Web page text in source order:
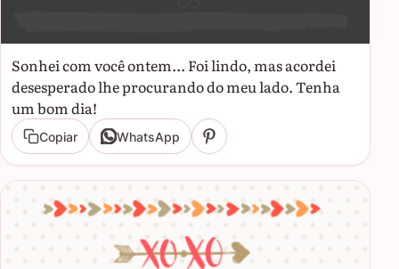
Sonhei com você ontem... Foi lindo, mas acordei
desesperado lhe procurando do meu lado. Tenha
um bom dia!
Copiar WhatsApp